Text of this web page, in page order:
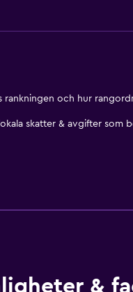
rankningen och hur
skatter & avgifter som
&